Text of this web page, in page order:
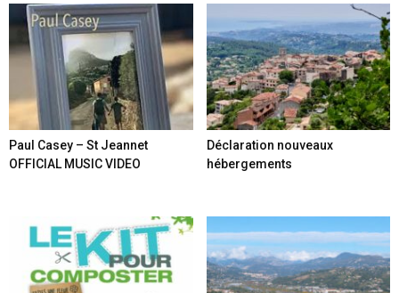
Paul Casey – St Jeannet
OFFICIAL MUSIC VIDEO
Déclaration nouveaux
hébergements